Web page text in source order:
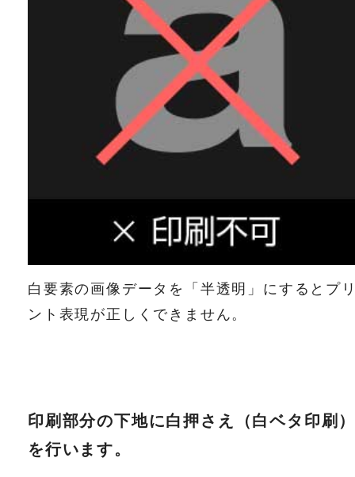
白要素の画像データを「半透明」にするとプ
ント表現が正しくできません。
印刷部分の下地に白押さえ（白ベタ印刷
を行います。